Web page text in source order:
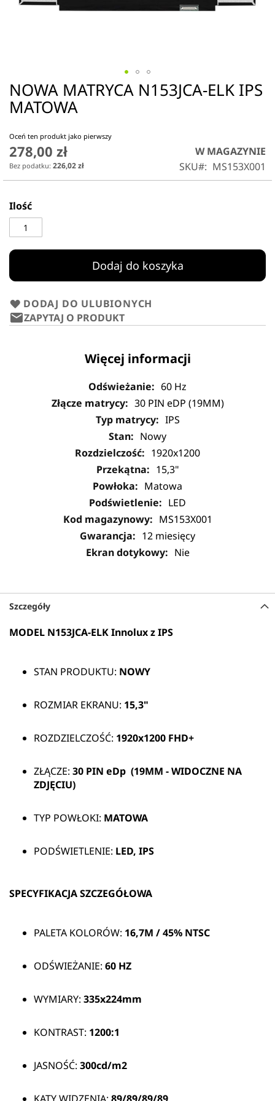
Przejdź
na
początek
NOWA MATRYCA N153JCA-ELK IPS
MATOWA
Oceń ten produkt jako pierwszy
278,00 zł
226,02 zł
W MAGAZYNIE
SKU
MS153X001
Ilość
Dodaj do koszyka
DODAJ DO ULUBIONYCH
ZAPYTAJ O PRODUKT
Więcej informacji
60 Hz
30 PIN eDP (19MM)
IPS
Nowy
1920x1200
15,3"
Matowa
LED
MS153X001
12 miesięcy
Nie
Szczegóły
MODEL N153JCA-ELK Innolux z IPS
STAN PRODUKTU: NOWY
ROZMIAR EKRANU: 15,3"
ROZDZIELCZOŚĆ: 1920x1200 FHD+
ZŁĄCZE: 30 PIN eDp (19MM - WIDOCZNE NA
ZDJĘCIU)
TYP POWŁOKI: MATOWA
PODŚWIETLENIE: LED, IPS
SPECYFIKACJA SZCZEGÓŁOWA
PALETA KOLORÓW: 16,7M / 45% NTSC
ODŚWIEŻANIE: 60 HZ
WYMIARY: 335x224mm
KONTRAST: 1200:1
JASNOŚĆ: 300cd/m2